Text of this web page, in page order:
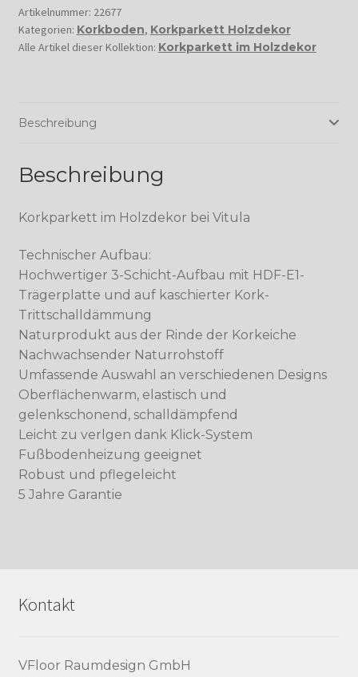
Artikelnummer: 22677
Kategorien: Korkboden, Korkparkett Holzdekor
Alle Artikel dieser Kollektion: Korkparkett im Holzdekor
Beschreibung
Beschreibung
Korkparkett im Holzdekor bei Vitula
Technischer Aufbau:
Hochwertiger 3-Schicht-Aufbau mit HDF-E1-
Trägerplatte und auf kaschierter Kork-
Trittschalldämmung
Naturprodukt aus der Rinde der Korkeiche
Nachwachsender Naturrohstoff
Umfassende Auswahl an verschiedenen Designs
Oberflächenwarm, elastisch und
gelenkschonend, schalldämpfend
Leicht zu verlgen dank Klick-System
Fußbodenheizung geeignet
Robust und pflegeleicht
5 Jahre Garantie
Kontakt
VFloor Raumdesign GmbH